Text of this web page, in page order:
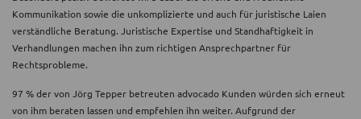
Kommunikation sowie die unkomplizierte und auch für juristische Laien
verständliche Beratung. Juristische Expertise und Standhaftigkeit in
Verhandlungen machen ihn zum richtigen Ansprechpartner für
Rechtsprobleme.
97 % der von Jörg Tepper betreuten advocado Kunden würden sich erneut
von ihm beraten lassen und empfehlen ihn weiter. Aufgrund der